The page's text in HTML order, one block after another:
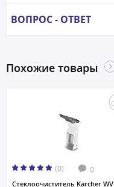
ВОПРОС - ОТВЕТ
Похожие товары
(0) 0
Стеклоочиститель Karcher WV